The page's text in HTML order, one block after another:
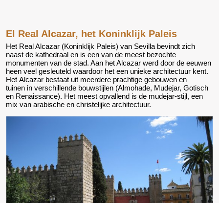
El Real Alcazar, het Koninklijk Paleis
Het Real Alcazar (Koninklijk Paleis) van Sevilla bevindt zich
naast de kathedraal en is een van de meest bezochte
monumenten van de stad. Aan het Alcazar werd door de eeuwen
heen veel gesleuteld waardoor het een unieke architectuur kent.
Het Alcazar bestaat uit meerdere prachtige gebouwen en
tuinen in verschillende bouwstijlen (Almohade, Mudejar, Gotisch
en Renaissance). Het meest opvallend is de mudejar-stijl, een
mix van arabische en christelijke architectuur.